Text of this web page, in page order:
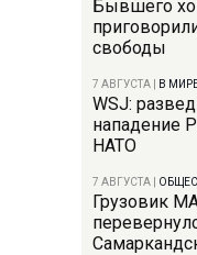
Бывшего
свободы
7 АВГУСТА В
WSJ:
нападение
НАТО
7 АВГУСТА
Грузовик